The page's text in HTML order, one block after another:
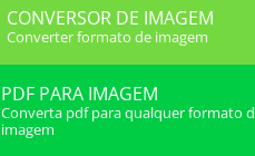
CONVERSOR DE IMAGEM
Converter formato de imagem
PDF PARA IMAGEM
Converta pdf para qualquer formato
imagem